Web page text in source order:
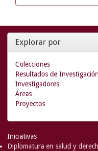
Explorar por
Colecciones
Resultados de Investigación
Investigadores
Áreas
Proyectos
Iniciativas
Diplomatura en salud y